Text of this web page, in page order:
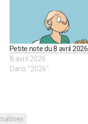
Petite note du 8 avril 2026
8 avril 2026
Dans "2026"